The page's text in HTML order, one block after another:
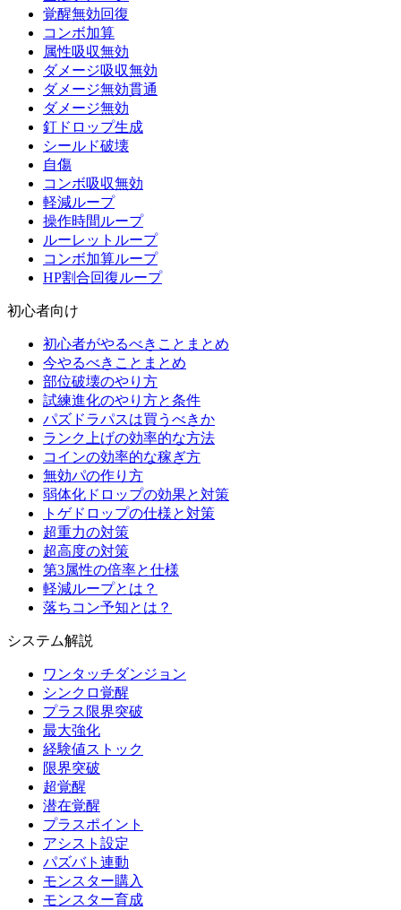
覚醒無効回復
コンボ加算
属性吸収無効
ダメージ吸収無効
ダメージ無効貫通
ダメージ無効
釘ドロップ生成
シールド破壊
自傷
コンボ吸収無効
軽減ループ
操作時間ループ
ルーレットループ
コンボ加算ループ
HP割合回復ループ
初心者向け
初心者がやるべきことまとめ
今やるべきことまとめ
部位破壊のやり方
試練進化のやり方と条件
パズドラパスは買うべきか
ランク上げの効率的な方法
コインの効率的な稼ぎ方
無効パの作り方
弱体化ドロップの効果と対策
トゲドロップの仕様と対策
超重力の対策
超高度の対策
第3属性の倍率と仕様
軽減ループとは？
落ちコン予知とは？
システム解説
ワンタッチダンジョン
シンクロ覚醒
プラス限界突破
最大強化
経験値ストック
限界突破
超覚醒
潜在覚醒
プラスポイント
アシスト設定
パズバト連動
モンスター購入
モンスター育成